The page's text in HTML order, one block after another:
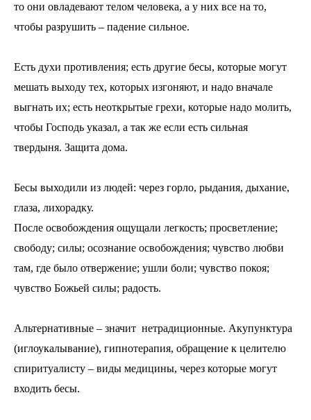
то они овладевают телом человека, а у них все на то,
чтобы разрушить – падение сильное.
Есть духи противления; есть другие бесы, которые могут
мешать выходу тех, которых изгоняют, и надо вначале
выгнать их; есть неоткрытые грехи, которые надо молить,
чтобы Господь указал, а так же если есть сильная
твердыня. Защита дома.
Бесы выходили из людей: через горло, рыдания, дыхание,
глаза, лихорадку.
После освобождения ощущали легкость; просветление;
свободу; силы; осознание освобождения; чувство любви
там, где было отвержение; ушли боли; чувство покоя;
чувство Божьей силы; радость.
Альтернативные – значит нетрадиционные. Акупунктура
(иглоукалывание), гипнотерапия, обращение к целителю
спиритуалисту – виды медицины, через которые могут
входить бесы.